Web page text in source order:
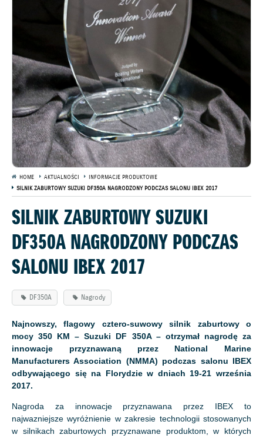
HOME AKTUALNOŚCI
INFORMACJE PRODUKTOWE
SILNIK ZABURTOWY SUZUKI DF350A NAGRODZONY PODCZAS SALONU IBEX 2017
SILNIK ZABURTOWY SUZUKI
DF350A NAGRODZONY PODCZAS
SALONU IBEX 2017
DF350A Nagrody
Najnowszy, flagowy cztero-suwowy silnik zaburtowy o
mocy 350 KM – Suzuki DF 350A – otrzymał nagrodę za
innowacje przyznawaną przez National Marine
Manufacturers Association (NMMA) podczas salonu IBEX
odbywającego się na Florydzie w dniach 19-21 września
2017.
Nagroda za innowacje przyznawana przez IBEX to
najwazniejsze wyróżnienie w zakresie technologii stosowanych
w silnikach zaburtowych przyznawane produktom, w których